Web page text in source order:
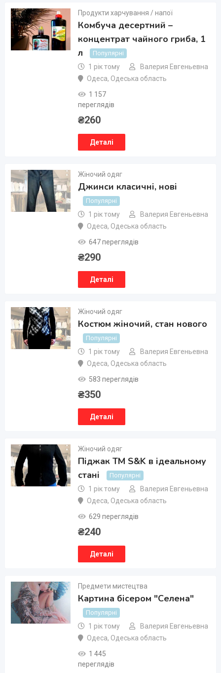
Продукти харчування / напої
Комбуча десертний –
концентрат чайного гриба, 1
л
Популярні
1 рік тому
Валерия Евгеньевна
Одеса, Одеська область
1 157
переглядів
₴260
Деталі
Жіночий одяг
Джинси класичні, нові
Популярні
1 рік тому
Валерия Евгеньевна
Одеса, Одеська область
647 переглядів
₴290
Деталі
Жіночий одяг
Костюм жіночий, стан нового
Популярні
1 рік тому
Валерия Евгеньевна
Одеса, Одеська область
583 переглядів
₴350
Деталі
Жіночий одяг
Піджак ТМ S&K в ідеальному
стані
Популярні
1 рік тому
Валерия Евгеньевна
Одеса, Одеська область
629 переглядів
₴240
Деталі
Предмети мистецтва
Картина бісером "Селена"
Популярні
1 рік тому
Валерия Евгеньевна
Одеса, Одеська область
1 445
переглядів